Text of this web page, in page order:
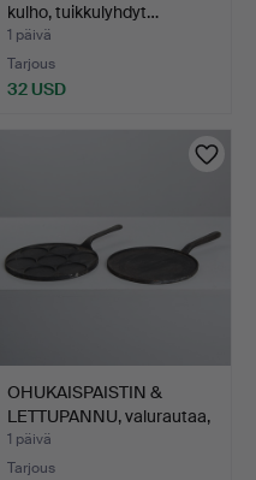
kulho, tuikkulyhdyt…
1 päivä
Tarjous
32 USD
OHUKAISPAISTIN &
LETTUPANNU, valurautaa,
m…
1 päivä
Tarjous